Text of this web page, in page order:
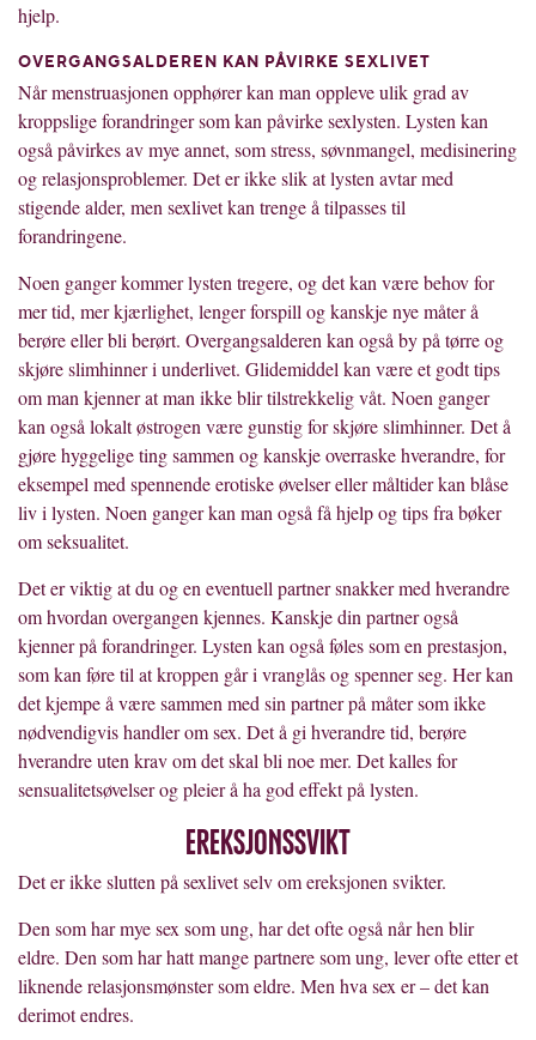
hjelp.
OVERGANGSALDEREN KAN PÅVIRKE SEXLIVET
Når menstruasjonen opphører kan man oppleve ulik grad av
kroppslige forandringer som kan påvirke sexlysten. Lysten kan
også påvirkes av mye annet, som stress, søvnmangel, medisinering
og relasjonsproblemer. Det er ikke slik at lysten avtar med
stigende alder, men sexlivet kan trenge å tilpasses til
forandringene.
Noen ganger kommer lysten tregere, og det kan være behov for
mer tid, mer kjærlighet, lenger forspill og kanskje nye måter å
berøre eller bli berørt. Overgangsalderen kan også by på tørre og
skjøre slimhinner i underlivet. Glidemiddel kan være et godt tips
om man kjenner at man ikke blir tilstrekkelig våt. Noen ganger
kan også lokalt østrogen være gunstig for skjøre slimhinner. Det å
gjøre hyggelige ting sammen og kanskje overraske hverandre, for
eksempel med spennende erotiske øvelser eller måltider kan blåse
liv i lysten. Noen ganger kan man også få hjelp og tips fra bøker
om seksualitet.
Det er viktig at du og en eventuell partner snakker med hverandre
om hvordan overgangen kjennes. Kanskje din partner også
kjenner på forandringer. Lysten kan også føles som en prestasjon,
som kan føre til at kroppen går i vranglås og spenner seg. Her kan
det kjempe å være sammen med sin partner på måter som ikke
nødvendigvis handler om sex. Det å gi hverandre tid, berøre
hverandre uten krav om det skal bli noe mer. Det kalles for
sensualitetsøvelser og pleier å ha god effekt på lysten.
Ereksjonssvikt
Det er ikke slutten på sexlivet selv om ereksjonen svikter.
Den som har mye sex som ung, har det ofte også når hen blir
eldre. Den som har hatt mange partnere som ung, lever ofte etter et
liknende relasjonsmønster som eldre. Men hva sex er – det kan
derimot endres.